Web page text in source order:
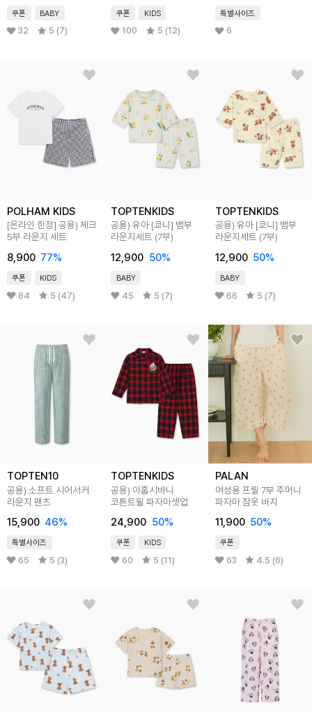
쿠폰 BABY
32 5 (7)
쿠폰 KIDS
100 5 (12)
특별사이즈
6
POLHAM KIDS
[온라인 한정] 공용) 체크
5부 라운지 세트
8,900 77%
쿠폰 KIDS
84 5 (47)
TOPTENKIDS
공용) 유아 [쿄니] 뱀부
라운지세트 (7부)
12,900 50%
BABY
45 5 (7)
TOPTENKIDS
공용) 유아 [쿄니] 뱀부
라운지세트 (7부)
12,900 50%
BABY
66 5 (7)
TOPTEN10
공용) 소프트 시어서커
라운지 팬츠
15,900 46%
특별사이즈
65 5 (3)
TOPTENKIDS
공용) 아홉시바니
코튼트윌 파자마셋업
24,900 50%
쿠폰 KIDS
60 5 (11)
PALAN
여성용 프릴 7부 주머니
파자마 잠옷 바지
11,900 50%
쿠폰
63 4.5 (6)